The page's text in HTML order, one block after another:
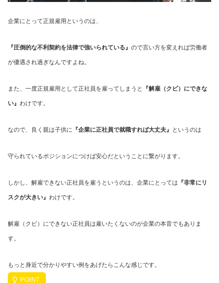
企業にとって正規雇用というのは、
『圧倒的な不利契約を法律で強いられている』 ので言い方を変えれば労働者
が優遇され過ぎなんですよね。
また、一度正規雇用として正社員を雇ってしまうと 『解雇（クビ）にできな
い』 わけです。
なので、良く親は子供に 『企業に正社員で就職すれば大丈夫』 というのは
守られているポジションにつけば安心だということに繋がります。
しかし、解雇できない正社員を雇うというのは、企業にとっては 『非常にリ
スクが大きい』 わけです。
解雇（クビ）にできない正社員は雇いたくないのが企業の本音でもありま
す。
もっと身近で分かりやすい例をあげたらこんな感じです。